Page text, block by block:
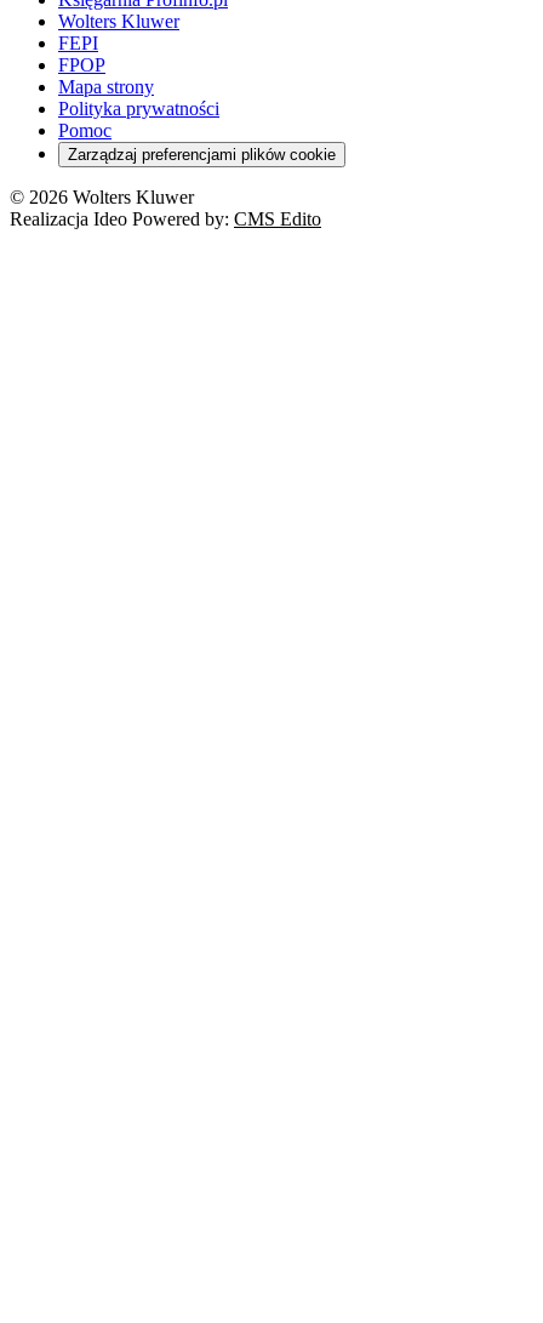
Wolters Kluwer
FEPI
FPOP
Mapa strony
Polityka prywatności
Pomoc
Zarządzaj preferencjami plików cookie
© 2026 Wolters Kluwer
Realizacja Ideo Powered by: CMS Edito